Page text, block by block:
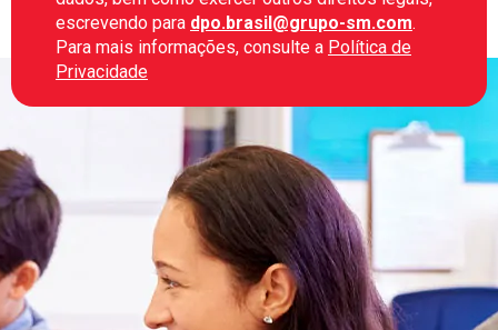
escrevendo para dpo.brasil@grupo-sm.com.
Para mais informações, consulte a Política de
Privacidade